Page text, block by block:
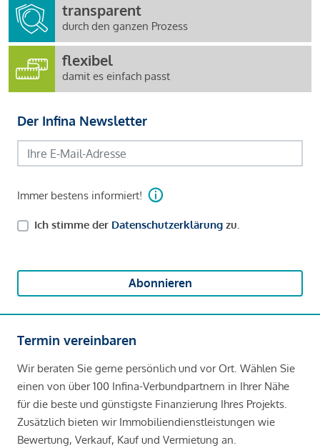
transparent
durch den ganzen Prozess
flexibel
damit es einfach passt
Der Infina Newsletter
Immer bestens informiert!
Ich stimme der Datenschutzerklärung zu.
Abonnieren
Termin vereinbaren
Wir beraten Sie gerne persönlich und vor Ort. Wählen Sie
einen von über 100 Infina-Verbundpartnern in Ihrer Nähe
für die beste und günstigste Finanzierung Ihres Projekts.
Zusätzlich bieten wir Immobiliendienstleistungen wie
Bewertung, Verkauf, Kauf und Vermietung an.